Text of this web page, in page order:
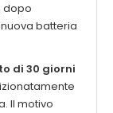
dopo
batteria
di 30 giorni
Il motivo